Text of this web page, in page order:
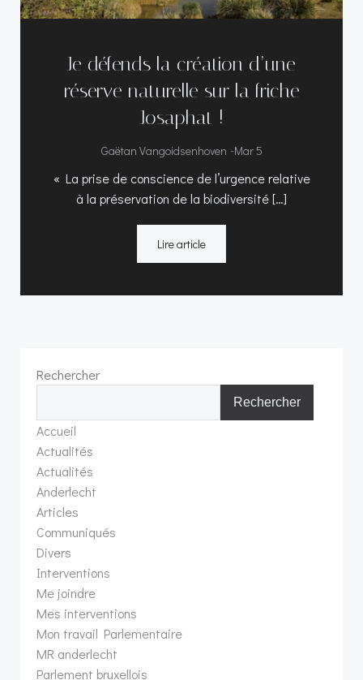
Je défends la création d’une
réserve naturelle sur la friche
Josaphat !
Gaëtan Vangoidsenhoven -Mar 5
« La prise de conscience de l’urgence relative
à la préservation de la biodiversité […]
Lire article
Rechercher
Rechercher
Accueil
Actualités
Actualités
Anderlecht
Articles
Communiqués
Divers
Interventions
Me joindre
Mes interventions
Mon travail Parlementaire
MR anderlecht
Parlement bruxellois